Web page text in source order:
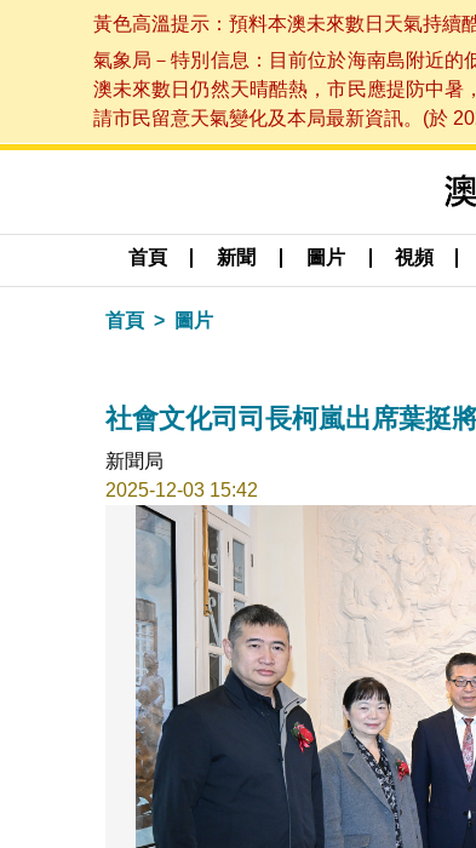
黃色高溫提示：預料本澳未來數日天氣持續
氣象局－特別信息：目前位於海南島附近
澳未來數日仍然天晴酷熱，市民應提防中暑
請市民留意天氣變化及本局最新資訊。(於
首頁 新聞 圖片 視頻
首頁 圖片
社會文化司司長柯嵐出席葉挺
新聞局
2025-12-03 15:42